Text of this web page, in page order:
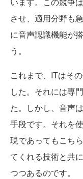
させ、適用分野も
に音声認識機能が
う。
これまで、ITはそ
した。それには専
た。しかし、音声
手段です。それを
現であってもこち
てくれる技術と共
つつあるのです。